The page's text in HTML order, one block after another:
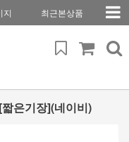
지 최근본상품
은기장](네이비)